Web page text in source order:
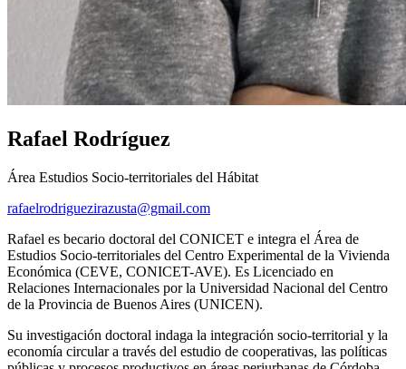
Rafael Rodríguez
Área Estudios Socio-territoriales del Hábitat
rafaelrodriguezirazusta@gmail.com
Rafael es becario doctoral del CONICET e integra el Área de
Estudios Socio-territoriales del Centro Experimental de la Vivienda
Económica (CEVE, CONICET-AVE). Es Licenciado en
Relaciones Internacionales por la Universidad Nacional del Centro
de la Provincia de Buenos Aires (UNICEN).
Su investigación doctoral indaga la integración socio-territorial y la
economía circular a través del estudio de cooperativas, las políticas